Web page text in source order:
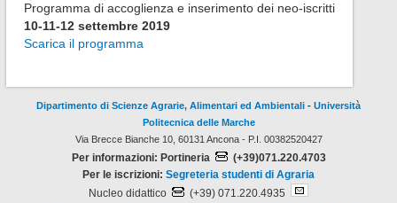
Programma di accoglienza e inserimento dei neo-iscritti
10-11-12 settembre 2019
Scarica il programma
Dipartimento di Scienze Agrarie, Alimentari ed Ambientali - Università
Politecnica delle Marche
Via Brecce Bianche 10, 60131 Ancona - P.I. 00382520427
Per informazioni: Portineria
(+39)071.220.4703
Per le iscrizioni: Segreteria studenti di Agraria
Nucleo didattico
(+39) 071.220.4935